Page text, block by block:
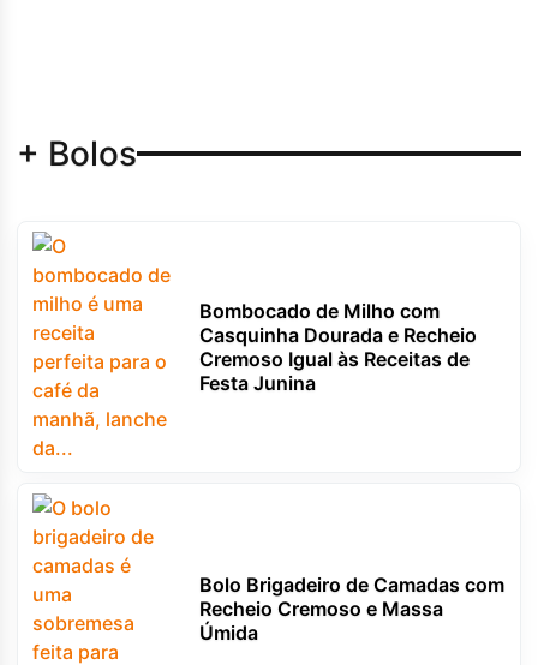
+ Bolos
Bombocado de Milho com
Casquinha Dourada e Recheio
Cremoso Igual às Receitas de
Festa Junina
Bolo Brigadeiro de Camadas com
Recheio Cremoso e Massa
Úmida